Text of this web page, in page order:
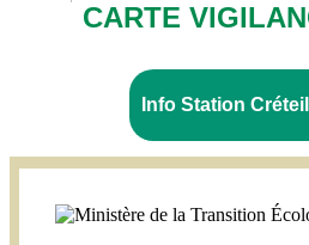
CARTE
Info Station